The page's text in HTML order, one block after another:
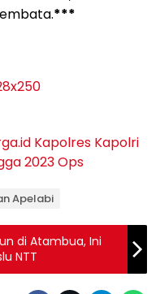
***
Kapolres Kapolri
2023Ops
Apelabi
di Atambua, Ini
NTT